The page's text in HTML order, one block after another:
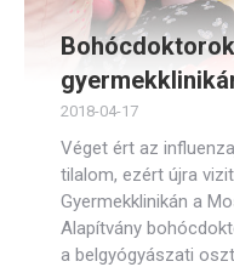
2018-04-17
Véget ért az
tilalom, ezért újra
Gyermekklinikán a
Alapítvány
a belgyógyászati